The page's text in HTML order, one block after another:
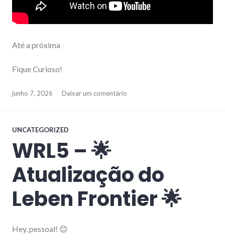
Até a próxima
Fique Curioso!
junho 7, 2026 Deixar um comentário
UNCATEGORIZED
WRL5 – 🌟
Atualização do
Leben Frontier 🌟
Hey, pessoal! 😊